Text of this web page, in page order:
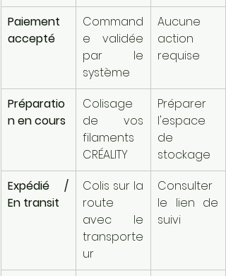
Paiement
accepté
Command
e validée
par le
système
Aucune
action
requise
Préparatio
n en cours
Colisage
de vos
filaments
CRÉALITY
Préparer
l'espace
de
stockage
Expédié /
En transit
Colis sur la
route
avec le
transporte
ur
Consulter
le lien de
suivi